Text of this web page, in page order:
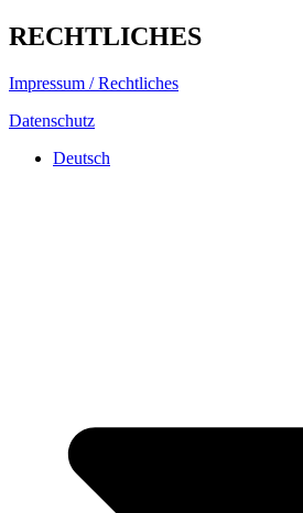
RECHTLICHES
Impressum / Rechtliches
Datenschutz
Deutsch